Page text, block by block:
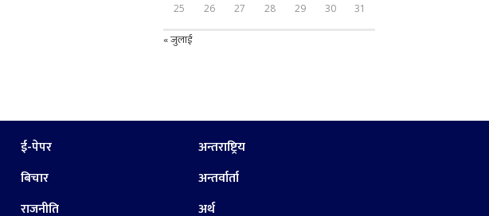
25 26 27 28 29 30 31
« जुलाई
ई-पेपर
बिचार
राजनीति
अन्तराष्ट्रिय
अन्तर्वार्ता
अर्थ